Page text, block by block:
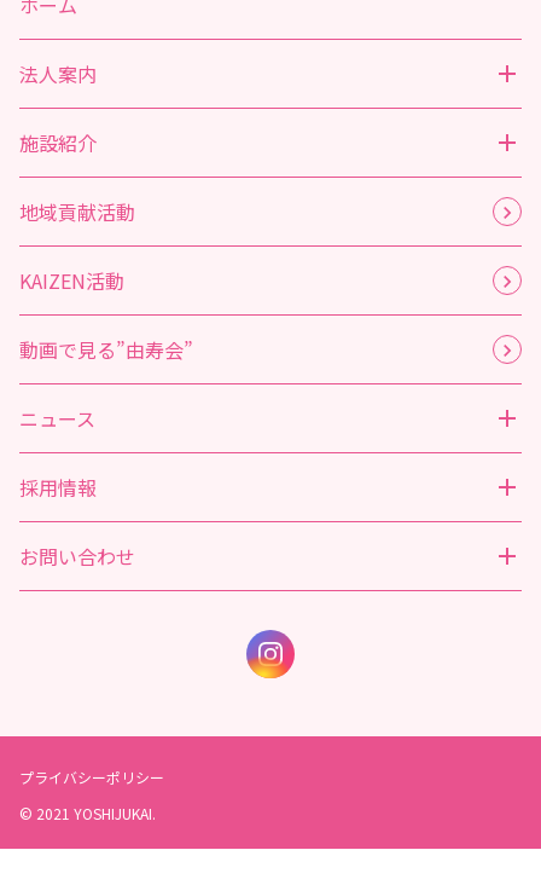
法人案内
施設紹介
地域貢献活動
KAIZEN活動
動画で見る”由寿会”
ニュース
採用情報
お問い合わせ
プライバシーポリシー
© 2021 YOSHIJUKAI.